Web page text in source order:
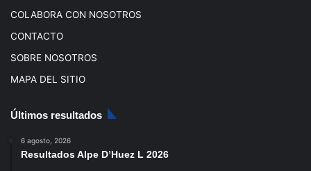
COLABORA CON NOSOTROS
CONTACTO
SOBRE NOSOTROS
MAPA DEL SITIO
Últimos resultados
6 agosto, 2026
Resultados Alpe D’Huez L 2026